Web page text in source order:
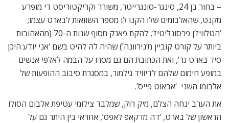
– בחור בן 24, סינגר-סונגרייטר, משורר וקריקטוריסט די מופרע
מקנט, שהאלבומים שלו הקנו לו מספר השוואות לבארט עצמו;
‘הטלוויז’ן פרסונליטיז’, להקת פאנק מסוף שנות ה-70 (מהאהובות
ביותר על קורט קוביין מ’נירוונה’) שהיה לה להיט בשם ‘אני יודע היכן
סיד בארט גר’, ואת הכתובת הם גם מסרו על הבמה לאלפי אנשים
במופע חימום שלהם לדיוויד גילמור, במסגרת סיבוב ההופעות של
אלבומו השני  ‘אבאוט פייס’.
את הערב ינחה הצלם, מיק רוק, שמלבד צילומי עטיפת אלבום הסולו
הראשון של בארט, ‘דה מדקאפ לאפס’, אחראי בין היתר גם על